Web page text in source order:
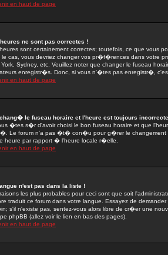
en haut de page
ne sont pas correctes !
sont certainement correctes; toutefois, ce que vous
le cas, vous devriez changer vos pr�f�rences dans votre
York, Sydney, etc. Veuillez noter que changer le fuseau
enregistr�s. Donc, si vous n'�tes pas enregistr�,
en haut de page
le fuseau horaire et l'heure est toujours
�tes s�r d'avoir choisi le bon fuseau horaire et que
Le forum n'a pas �t� con�u pour g�rer le
heure par rapport � l'heure locale r�elle.
en haut de page
n'est pas dans la liste !
les plus probables pour ceci sont que soit
traduit ce forum dans votre langue. Essayez de
s'il n'existe pas, sentez-vous alors libre de cr�er une
phpBB (allez voir le lien en bas des pages).
en haut de page